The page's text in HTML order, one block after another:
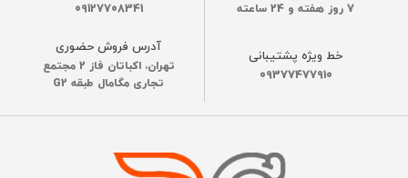
7 روز هفته و 24 ساعته 09127708341
خط ویژه پشتیبانی
09377477910
آدرس فروش حضوری
تهران، اکباتان فاز 2 مجتمع
تجاری مگامال طبقه G2